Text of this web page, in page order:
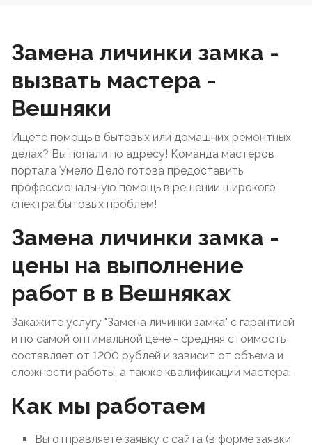
Замена личинки замка -
вызвать мастера -
Вешняки
Ищете помощь в бытовых или домашних ремонтных
делах? Вы попали по адресу! Команда мастеров
портала Умело Дело готова предоставить
профессиональную помощь в решении широкого
спектра бытовых проблем!
Замена личинки замка -
цены на выполнение
работ в в Вешняках
Закажите услугу "Замена личинки замка" с гарантией
и по самой оптимальной цене - средняя стоимость
составляет от 1200 рублей и зависит от объема и
сложности работы, а также квалификации мастера.
Как мы работаем
Вы отправляете заявку с сайта (в форме заявки